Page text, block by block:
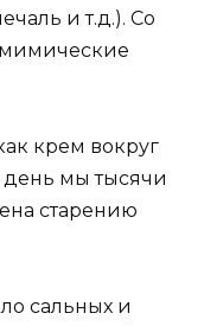
и т.д.). Со
мимические
крем вокруг
день мы тысячи
старению
сальных и